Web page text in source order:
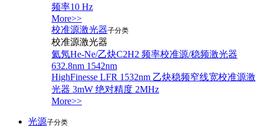
频率10 Hz
More>>
校准源激光器子分类
校准源激光器
氦氖He-Ne/乙炔C2H2 频率校准源/稳频激光器
632.8nm 1542nm
HighFinesse LFR 1532nm 乙炔稳频窄线宽校准源激
光器 3mW 绝对精度 2MHz
More>>
光源子分类